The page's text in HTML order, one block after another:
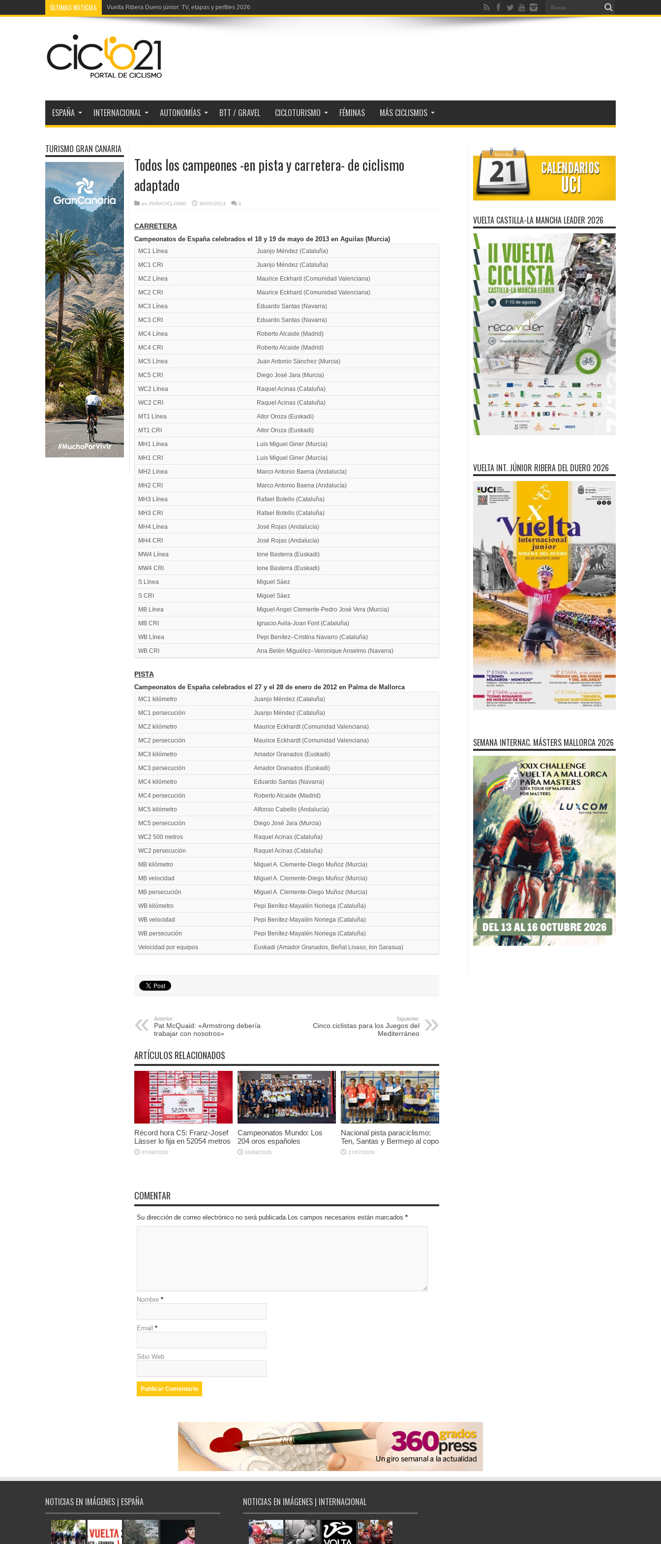
ÚLTIMAS NOTICIAS Vuelta Ribera Duero júnior: TV, etapas y perfiles 2026
2ª Volta Portugal: La etapa en directo TV
ESPAÑA INTERNACIONAL AUTONOMÍAS BTT / GRAVEL CICLOTURISMO FÉMINAS MÁS CICLISMOS
Todos los campeones -en pista y carretera- de ciclismo
adaptado
en PARACICLISMO 30/05/2013 0
CARRETERA
Campeonatos de España celebrados el 18 y 19 de mayo de 2013 en Aguilas (Murcia)
MC1 Línea
Juanjo Méndez (Cataluña)
MC1 CRI
Juanjo Méndez (Cataluña)
MC2 Línea
Maurice Eckhard (Comunidad Valenciana)
MC2 CRI
Maurice Eckhard (Comunidad Valenciana)
MC3 Línea
Eduardo Santas (Navarra)
MC3 CRI
Eduardo Santas (Navarra)
MC4 Línea
Roberto Alcaide (Madrid)
MC4 CRI
Roberto Alcaide (Madrid)
MC5 Línea
Juan Antonio Sánchez (Murcia)
MC5 CRI
Diego José Jara (Murcia)
WC2 Línea
Raquel Acinas (Cataluña)
WC2 CRI
Raquel Acinas (Cataluña)
MT1 Línea
Aitor Oroza (Euskadi)
MT1 CRI
Aitor Oroza (Euskadi)
MH1 Línea
Luis Miguel Giner (Murcia)
MH1 CRI
Luis Miguel Giner (Murcia)
MH2 Línea
Marco Antonio Baena (Andalucía)
MH2 CRI
Marco Antonio Baena (Andalucía)
MH3 Línea
Rafael Botello (Cataluña)
MH3 CRI
Rafael Botello (Cataluña)
MH4 Línea
José Rojas (Andalucía)
MH4 CRI
José Rojas (Andalucía)
MW4 Línea
Ione Basterra (Euskadi)
MW4 CRI
Ione Basterra (Euskadi)
S Línea
Miguel Sáez
S CRI
Miguel Sáez
MB Línea
Miguel Angel Clemente-Pedro José Vera (Murcia)
MB CRI
Ignacio Avila-Joan Font (Cataluña)
WB Línea
Pepi Benítez–Cristina Navarro (Cataluña)
WB CRI
Ana Belén Miguélez–Veronique Anselmo (Navarra)
PISTA
Campeonatos de España celebrados el 27 y el 28 de enero de 2012 en Palma de Mallorca
MC1 kilómetro
Juanjo Méndez (Cataluña)
MC1 persecución
Juanjo Méndez (Cataluña)
MC2 kilómetro
Maurice Eckhardt (Comunidad Valenciana)
MC2 persecución
Maurice Eckhardt (Comunidad Valenciana)
MC3 kilómetro
Amador Granados (Euskadi)
MC3 persecución
Amador Granados (Euskadi)
MC4 kilómetro
Eduardo Santas (Navarra)
MC4 persecución
Roberto Alcaide (Madrid)
MC5 kilómetro
Alfonso Cabello (Andalucía)
MC5 persecución
Diego José Jara (Murcia)
WC2 500 metros
Raquel Acinas (Cataluña)
WC2 persecución
Raquel Acinas (Cataluña)
MB kilómetro
Miguel A. Clemente-Diego Muñoz (Murcia)
MB velocidad
Miguel A. Clemente-Diego Muñoz (Murcia)
MB persecución
Miguel A. Clemente-Diego Muñoz (Murcia)
WB kilómetro
Pepi Benítez-Mayalén Noriega (Cataluña)
WB velocidad
Pepi Benítez-Mayalén Noriega (Cataluña)
WB persecución
Pepi Benítez-Mayalén Noriega (Cataluña)
Velocidad por equipos
Euskadi (Amador Granados, Beñat Lisaso, Ion Sarasua)
Anterior:
Pat McQuaid: «Armstrong debería
trabajar con nosotros»
Siguiente:
Cinco ciclistas para los Juegos del
Mediterráneo
ARTÍCULOS RELACIONADOS
Récord hora C5: Franz-Josef
Lässer lo fija en 52054 metros
07/08/2026
Campeonatos Mundo: Los
204 oros españoles
06/08/2026
Nacional pista paraciclismo:
Ten, Santas y Bermejo al copo
27/07/2026
COMENTAR
Su dirección de correo electrónico no será publicada.Los campos necesarios están marcados *
Nombre *
Email *
Sitio Web
TURISMO GRAN CANARIA
VUELTA CASTILLA-LA MANCHA LEADER 2026
VUELTA INT. JÚNIOR RIBERA DEL DUERO 2026
SEMANA INTERNAC. MÁSTERS MALLORCA 2026
NOTICIAS EN IMÁGENES | ESPAÑA NOTICIAS EN IMÁGENES | INTERNACIONAL